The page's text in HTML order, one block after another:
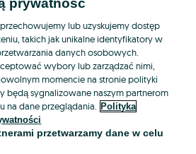
przez Facebooka
przez konto Apple
przez konto Google
LUB
lub uzyskujemy dostęp
takich jak unikalne identyfikatory w
danych osobowych.
wybory lub zarządzać nimi,
momencie na stronie polityki
będą sygnalizowane naszym partnerom
na dane przeglądania.
Polityka
przetwarzamy dane w celu